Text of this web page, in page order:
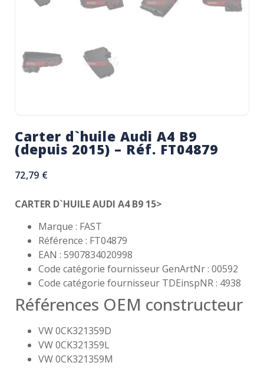
Carter d`huile Audi A4 B9
(depuis 2015) – Réf. FT04879
72,79 €
CARTER D`HUILE AUDI A4 B9 15>
Marque : FAST
Référence : FT04879
EAN : 5907834020998
Code catégorie fournisseur GenArtNr : 00592
Code catégorie fournisseur TDEinspNR : 4938
Références OEM constructeur
VW 0CK321359D
VW 0CK321359L
VW 0CK321359M